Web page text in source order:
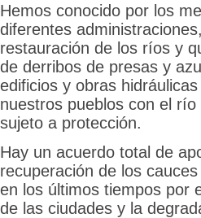
Hemos conocido por los
diferentes
restauración de los ríos y
de derribos de presas y
edificios y obras
nuestros pueblos con el
sujeto a protección.
Hay un acuerdo total de
recuperación de los
en los últimos tiempos por
de las ciudades y la